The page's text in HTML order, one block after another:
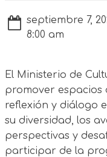
septiembre 7,
8:00 am
El Ministerio de
promover espacios
reflexión y diálogo
su diversidad, los
perspectivas y
participar de la